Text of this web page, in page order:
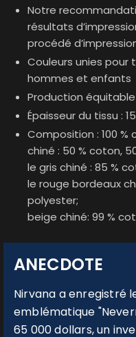
Notre
résultats
procédé
Couleurs unies
hommes et enfants
Production
Épaisseur du tissu :
Composition : 100
chiné : 50 % coton,
le gris chiné : 85 %
le rouge bordeaux
polyester;
beige chiné: 99 %
ANECDOTE
Nirvana a enregistré
emblématique
65 000 dollars, un